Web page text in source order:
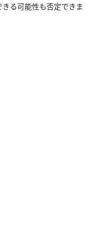
る可能性も否定できま